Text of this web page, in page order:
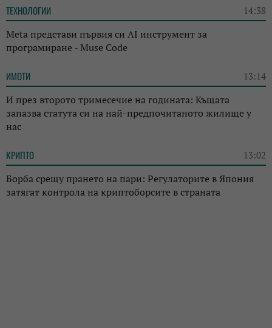
ТЕХНОЛОГИИ 14:38
Meta представи първия си AI инструмент за
програмиране - Muse Code
ИМОТИ 13:14
И през второто тримесечие на годината: Къщата
запазва статута си на най-предпочитаното жилище у
нас
КРИПТО 13:02
Борба срещу прането на пари: Регулаторите в Япония
затягат контрола на криптоборсите в страната